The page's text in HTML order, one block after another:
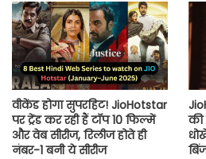
वीकेंड होगा सुपरहिट! JioHotstar
पर ट्रेंड कर रही हैं टॉप 10 फिल्में
और वेब सीरीज, रिलीज होते ही
नंबर-1 बनी ये सीरीज
की